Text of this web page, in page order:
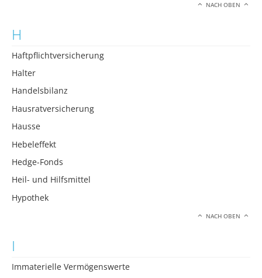
NACH OBEN
H
Haftpflichtversicherung
Halter
Handelsbilanz
Hausratversicherung
Hausse
Hebeleffekt
Hedge-Fonds
Heil- und Hilfsmittel
Hypothek
NACH OBEN
I
Immaterielle Vermögenswerte